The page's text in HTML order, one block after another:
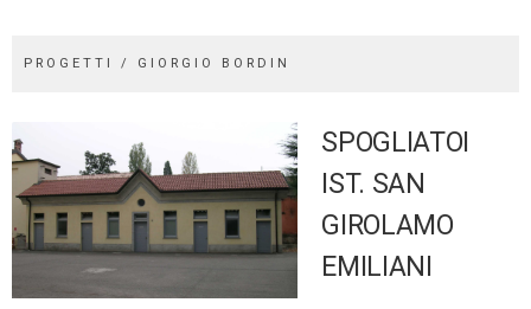
PROGETTI / GIORGIO BORDIN
SPOGLIATOI
IST. SAN
GIROLAMO
EMILIANI